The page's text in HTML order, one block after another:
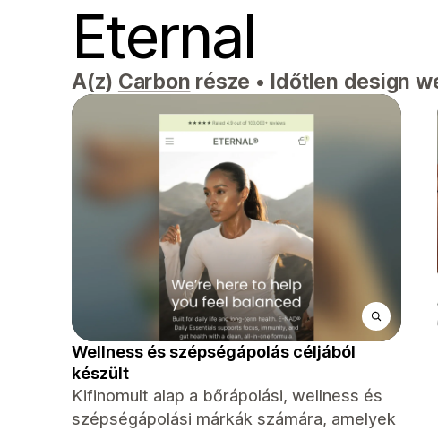
Eternal
A(z) Carbon része • Időtlen design
Wellness és szépségápolás céljából
készült
Kifinomult alap a bőrápolási, wellness és
szépségápolási márkák számára, amelyek